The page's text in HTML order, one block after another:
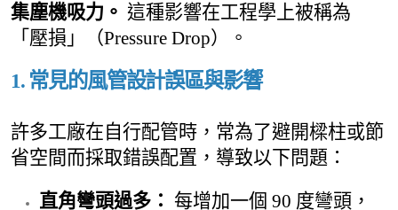
集塵機吸力。 這種影響在工程學上被稱為
「壓損」（Pressure Drop）。
1. 常見的風管設計誤區與影響
許多工廠在自行配管時，常為了避開樑柱或節
省空間而採取錯誤配置，導致以下問題：
直角彎頭過多： 每增加一個 90 度彎頭，